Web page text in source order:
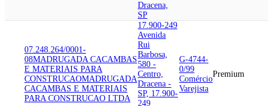
Dracena,
SP
07.248.264/0001-
08MADRUGADA CACAMBAS
E MATERIAIS PARA
CONSTRUCAOMADRUGADA
CACAMBAS E MATERIAIS
PARA CONSTRUCAO LTDA
17.900-249
Avenida
Rui
Barbosa,
580 -
Centro,
Dracena -
SP, 17.900-
249
G-4744-
0/99
Comércio
Varejista
Premium